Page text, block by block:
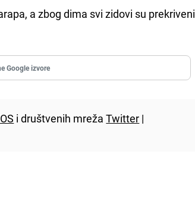
a zbog dima svi zidovi su prekriveni
Google izvore
i društvenih mrežaTwitter |